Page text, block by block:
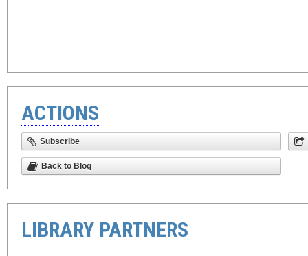
ACTIONS
Subscribe
Back to Blog
LIBRARY PARTNERS